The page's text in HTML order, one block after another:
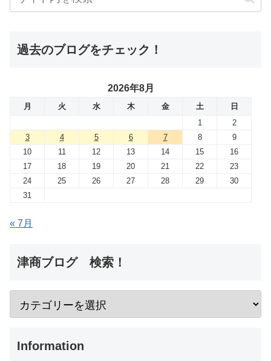
過去のブログをチェック！
2026年8月
月 火 水 木 金 土
日
1
2
3
4 5 6 7 8
9
10
11 12 13 14 15
16
17
18 19 20 21 22
23
24
25 26 27 28 29
30
31
« 7月
津商ブログ 検索！
Information